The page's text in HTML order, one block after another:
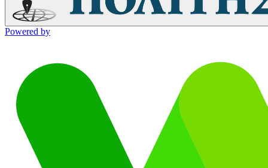
Powered by